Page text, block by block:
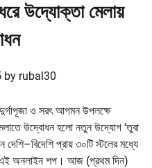
উদ্যোক্তা মেলায়
by rubal30
দুর্গাপূজা ও সরৎ আগমন উপলক্ষে
উদ্বোধন হলো নতুন উদ্যোগ ‘তুবা
প্রায় ৩০টি স্টলের মধ্যে
এই অনলাইন শপ। আজ (প্রথম দিন)